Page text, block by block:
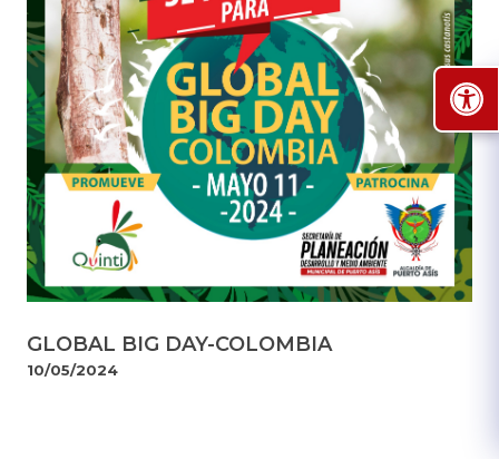
GLOBAL BIG DAY-COLOMBIA
10/05/2024